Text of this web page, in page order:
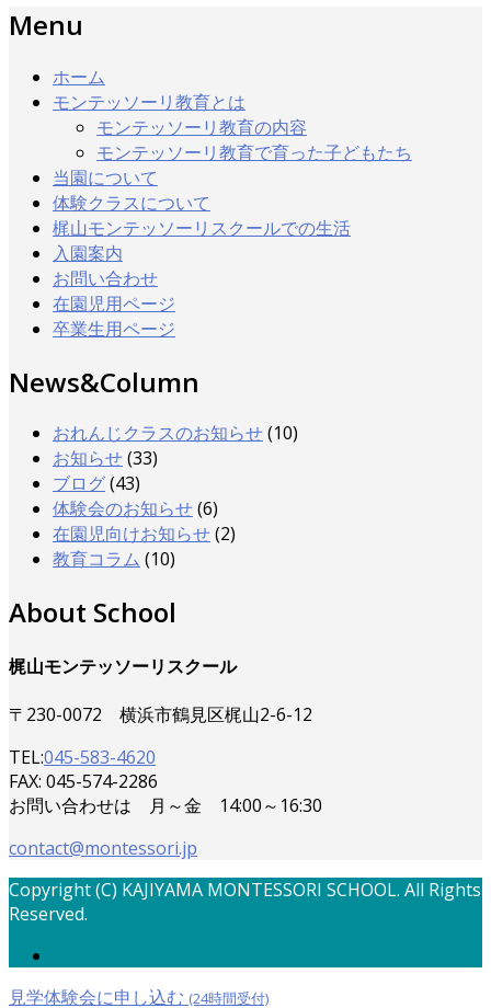
Menu
ホーム
モンテッソーリ教育とは
モンテッソーリ教育の内容
モンテッソーリ教育で育った子どもたち
当園について
体験クラスについて
梶山モンテッソーリスクールでの生活
入園案内
お問い合わせ
在園児用ページ
卒業生用ページ
News&Column
おれんじクラスのお知らせ(10)
お知らせ(33)
ブログ(43)
体験会のお知らせ(6)
在園児向けお知らせ(2)
教育コラム (10)
About School
梶山モンテッソーリスクール
〒230-0072 横浜市鶴見区梶山2-6-12
TEL:045-583-4620
FAX: 045-574-2286
お問い合わせは 月～金 14:00～16:30
contact@montessori.jp
Copyright (C) KAJIYAMA MONTESSORI SCHOOL. All Rights
Reserved.
見学体験会に申し込む (24時間受付)